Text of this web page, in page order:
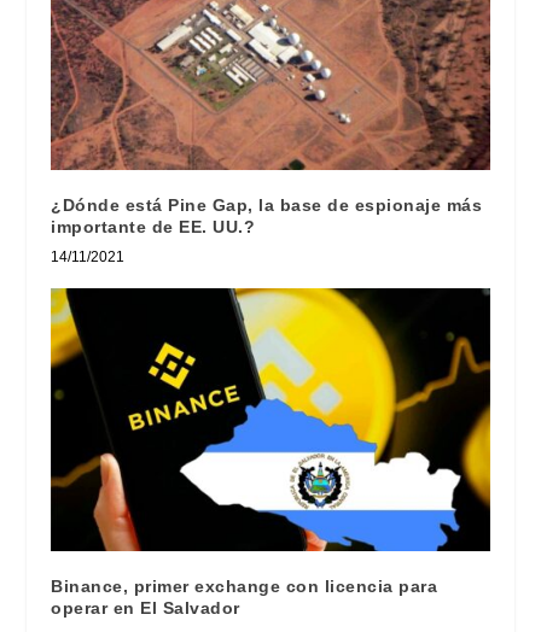
¿Dónde está Pine Gap, la base de espionaje más
importante de EE. UU.?
14/11/2021
Binance, primer exchange con licencia para
operar en El Salvador